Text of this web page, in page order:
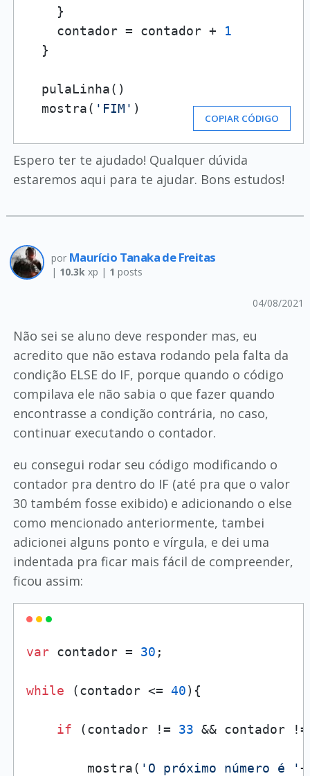
    }
    contador = contador +
1
  }
  pulaLinha()
  mostra(
'FIM' )
COPIAR CÓDIGO
Espero ter te ajudado! Qualquer dúvida
estaremos aqui para te ajudar. Bons estudos!
por Maurício Tanaka de Freitas
| 10.3kxp | 1 posts
04/08/2021
Não sei se aluno deve responder mas, eu
acredito que não estava rodando pela falta da
condição ELSE do IF, porque quando o código
compilava ele não sabia o que fazer quando
encontrasse a condição contrária, no caso,
continuar executando o contador.
eu consegui rodar seu código modificando o
contador pra dentro do IF (até pra que o valor
30 também fosse exibido) e adicionando o else
como mencionado anteriormente, tambei
adicionei alguns ponto e vírgula, e dei uma
indentada pra ficar mais fácil de compreender,
ficou assim:
var contador = 30 ;
while (contador <= 40){
if (contador != 33 && contador
        mostra(
'O próximo número é '